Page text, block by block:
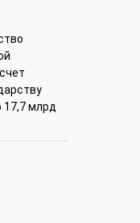
17,7 млрд